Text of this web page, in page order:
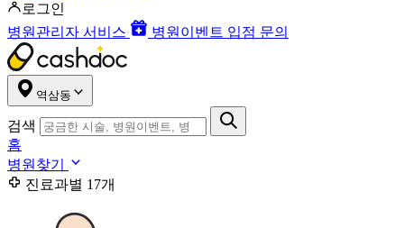
로그인
병원관리자 서비스
병원이벤트 입점 문의
역삼동
검색
홈
병원찾기
진료과별 17개